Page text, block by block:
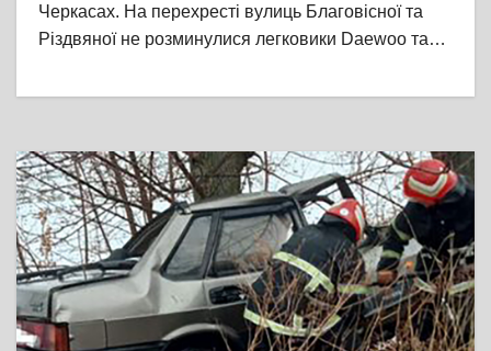
Черкасах. На перехресті вулиць Благовісної та
Різдвяної не розминулися легковики Daewoo та…